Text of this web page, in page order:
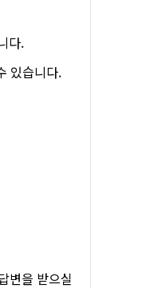
다.
있습니다.
변을 받으실